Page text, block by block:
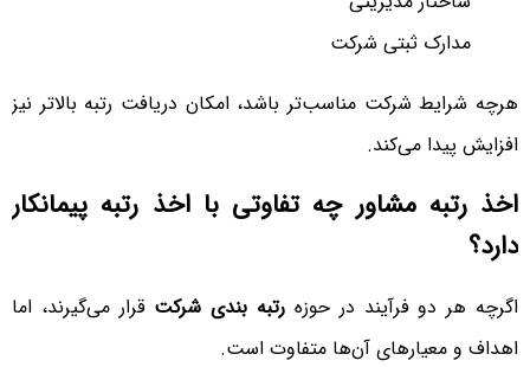
مدارک ثبتی شرکت
هرچه شرایط شرکت مناسب‌تر باشد، امکان دریافت رتبه بالاتر نیز
افزایش پیدا می‌کند.
اخذ رتبه مشاور چه تفاوتی با اخذ رتبه پیمانکار
دارد؟
اگرچه هر دو فرآیند در حوزه رتبه بندی شرکت قرار می‌گیرند، اما
اهداف و معیارهای آن‌ها متفاوت است.